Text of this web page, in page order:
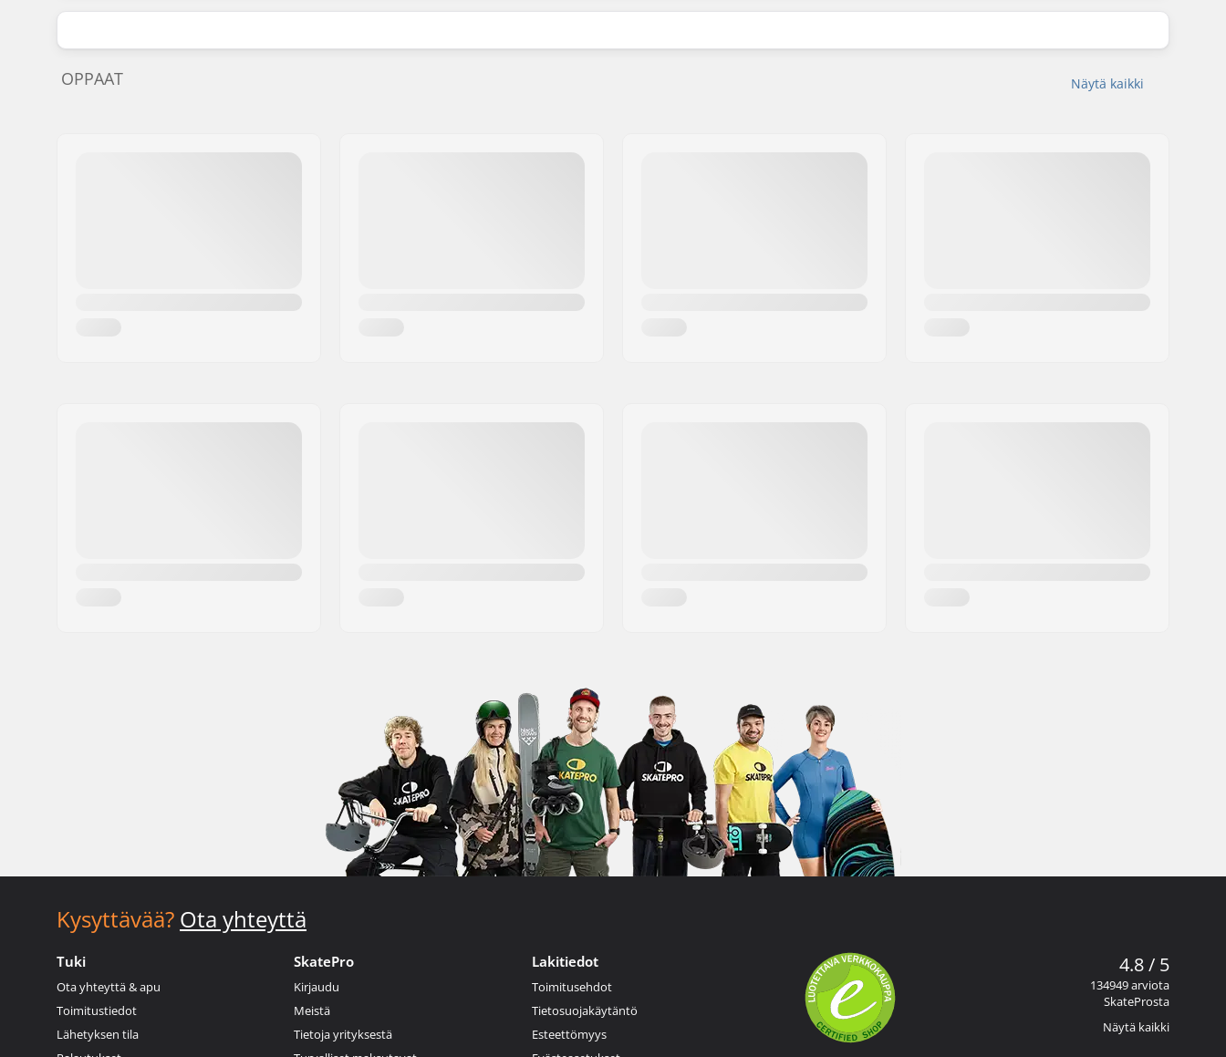
Näytä kaikki
OPPAAT
Kysyttävää? Ota yhteyttä
Tuki
Ota yhteyttä & apu
Toimitustiedot
Lähetyksen tila
SkatePro
Kirjaudu
Meistä
Tietoja yrityksestä
Lakitiedot
Toimitusehdot
Tietosuojakäytäntö
Esteettömyys
4.8 / 5
134949 arviota
SkateProsta
Näytä kaikki